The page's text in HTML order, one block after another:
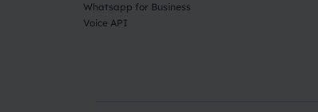
Whatsapp for Business
Voice API